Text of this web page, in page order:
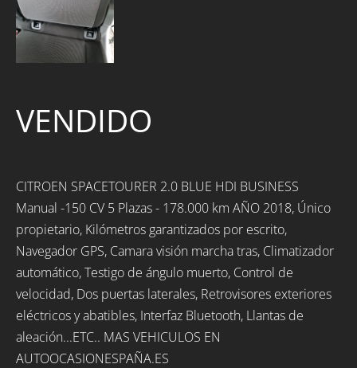
VENDIDO
CITROEN SPACETOURER 2.0 BLUE HDI BUSINESS
Manual -150 CV 5 Plazas - 178.000 km AÑO 2018, Único
propietario, Kilómetros garantizados por escrito,
Navegador GPS, Camara visión marcha tras, Climatizador
automático, Testigo de ángulo muerto, Control de
velocidad, Dos puertas laterales, Retrovisores exteriores
eléctricos y abatibles, Interfaz Bluetooth, Llantas de
aleación...ETC.. MAS VEHICULOS EN
AUTOOCASIONESPAÑA.ES